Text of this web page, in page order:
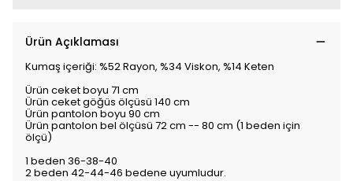
Ürün Açıklaması
Kumaş içeriği: %52 Rayon, %34 Viskon, %14 Keten
Ürün ceket boyu 71 cm
Ürün ceket göğüs ölçüsü 140 cm
Ürün pantolon boyu 90 cm
Ürün pantolon bel ölçüsü 72 cm -- 80 cm (1 beden için
ölçü)
1 beden 36-38-40
2 beden 42-44-46 bedene uyumludur.